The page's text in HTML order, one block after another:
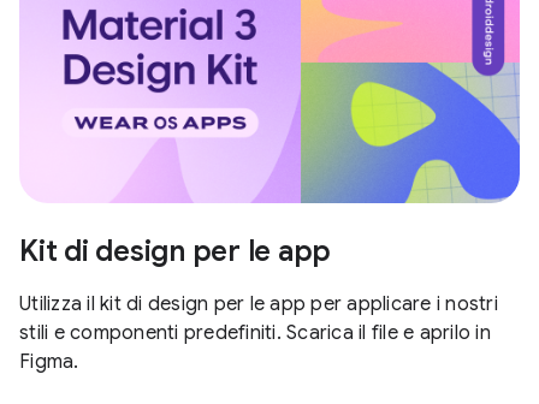
Kit di design per le app
Utilizza il kit di design per le app per applicare i nostri
stili e componenti predefiniti. Scarica il file e aprilo in
Figma.